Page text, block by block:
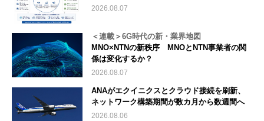
2026.08.07
＜連載＞6G時代の新・業界地図
MNO×NTNの新秩序 MNOとNTN事業者の関
係は変化するか？
2026.08.07
ANAがエクイニクスとクラウド接続を刷新、
ネットワーク構築期間が数カ月から数週間へ
2026.08.06